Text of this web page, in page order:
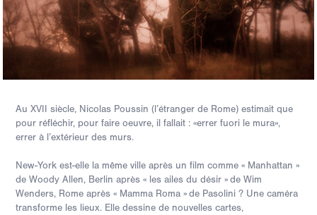
Au XVII siècle, Nicolas Poussin (l’étranger de Rome) estimait que
pour réfléchir, pour faire oeuvre, il fallait : «errer fuori le mura»,
errer à l’extérieur des murs.
New-York est-elle la même ville après un film comme « Manhattan »
de Woody Allen, Berlin après « les ailes du désir » de Wim
Wenders, Rome après « Mamma Roma » de Pasolini ? Une caméra
transforme les lieux. Elle dessine de nouvelles cartes,